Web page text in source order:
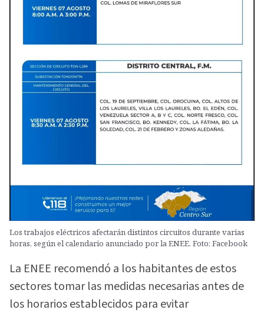
Los trabajos eléctricos afectarán distintos circuitos durante varias
horas, según el calendario anunciado por la ENEE. Foto: Facebook
La ENEE recomendó a los habitantes de estos
sectores tomar las medidas necesarias antes de
los horarios establecidos para evitar